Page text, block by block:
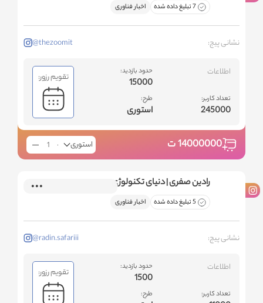
7 تبلیغ داده شده اخبار فناوری
نشانی پیج: @thezoomit
اطلاعات
تعداد کاربر:
245000
حدود بازدید:
15000
طرح:
استوری
تقویم رزور:
14000000ت استوری
رادین صفری | دنیای تکنولوژی
5 تبلیغ داده شده اخبار فناوری
نشانی پیج: @radin.safariii
اطلاعات
تعداد کاربر:
حدود بازدید:
1500
طرح:
تقویم رزور: